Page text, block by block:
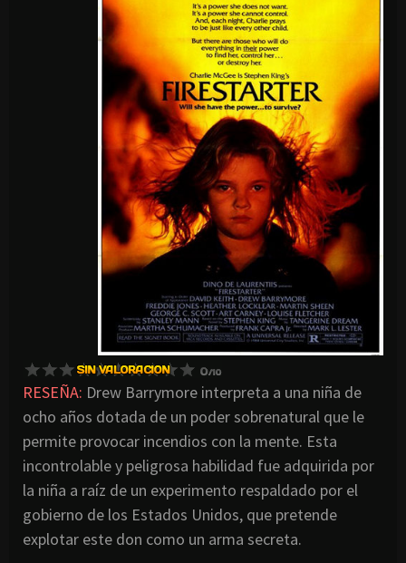
RESEÑA: Drew Barrymore interpreta a una niña de
ocho años dotada de un poder sobrenatural que le
permite provocar incendios con la mente. Esta
incontrolable y peligrosa habilidad fue adquirida por
la niña a raíz de un experimento respaldado por el
gobierno de los Estados Unidos, que pretende
explotar este don como un arma secreta.